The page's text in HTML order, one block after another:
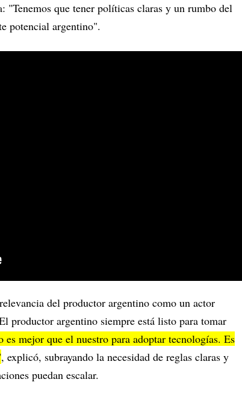
que tener políticas claras y un rumbo del
potencial argentino".
del productor argentino como un actor
productor argentino siempre está listo para tomar
mejor que el nuestro para adoptar tecnologías. Es
, explicó, subrayando la necesidad de reglas claras y
puedan escalar.